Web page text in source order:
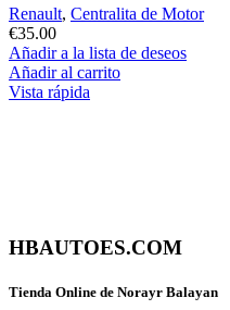
Renault, Centralita de Motor
€35.00
Añadir a la lista de deseos
Añadir al carrito
Vista rápida
HBAUTOES.COM
Tienda Online de Norayr Balayan